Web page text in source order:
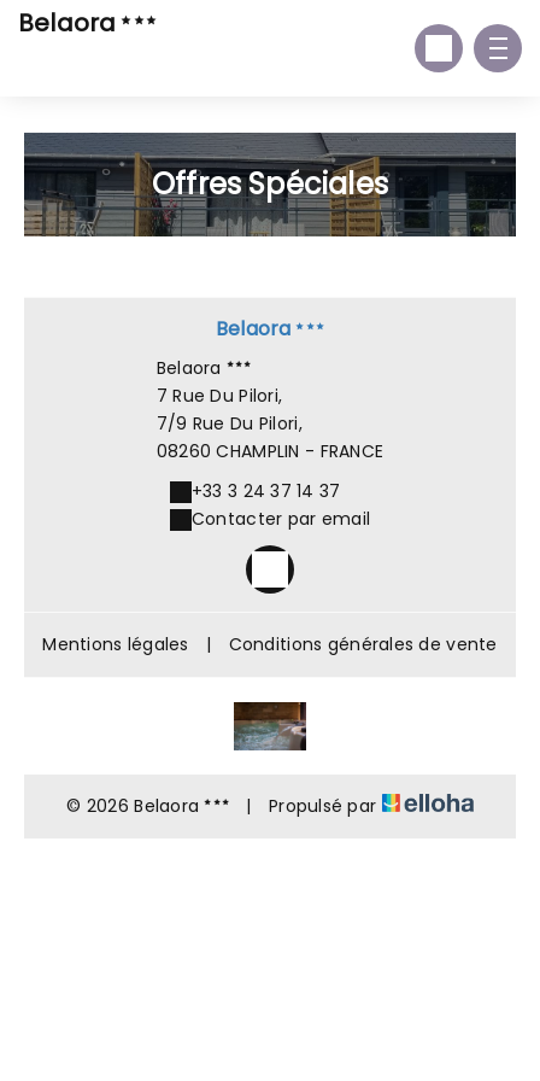
Belaora
Offres Spéciales
Belaora
Belaora
7 Rue Du Pilori,
7/9 Rue Du Pilori,
08260 CHAMPLIN - FRANCE
+33 3 24 37 14 37
Contacter par email
Mentions légales | Conditions générales de vente
© 2026 Belaora | Propulsé par